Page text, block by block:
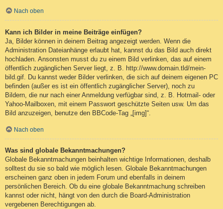
Nach oben
Kann ich Bilder in meine Beiträge einfügen?
Ja, Bilder können in deinem Beitrag angezeigt werden. Wenn die
Administration Dateianhänge erlaubt hat, kannst du das Bild auch direkt
hochladen. Ansonsten musst du zu einem Bild verlinken, das auf einem
öffentlich zugänglichen Server liegt, z. B. http://www.domain.tld/mein-
bild.gif. Du kannst weder Bilder verlinken, die sich auf deinem eigenen PC
befinden (außer es ist ein öffentlich zugänglicher Server), noch zu
Bildern, die nur nach einer Anmeldung verfügbar sind, z. B. Hotmail- oder
Yahoo-Mailboxen, mit einem Passwort geschützte Seiten usw. Um das
Bild anzuzeigen, benutze den BBCode-Tag „[img]“.
Nach oben
Was sind globale Bekanntmachungen?
Globale Bekanntmachungen beinhalten wichtige Informationen, deshalb
solltest du sie so bald wie möglich lesen. Globale Bekanntmachungen
erscheinen ganz oben in jedem Forum und ebenfalls in deinem
persönlichen Bereich. Ob du eine globale Bekanntmachung schreiben
kannst oder nicht, hängt von den durch die Board-Administration
vergebenen Berechtigungen ab.